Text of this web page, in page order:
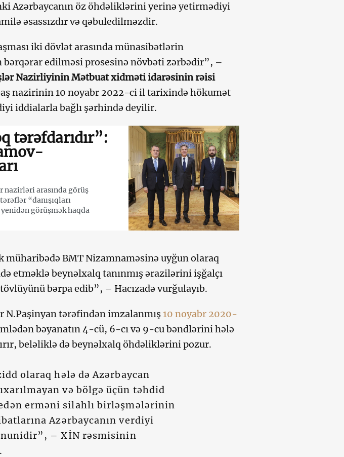
Azərbaycanın öz öhdəliklərini yerinə yetirmədiyi
əsassızdır və qəbuledilməzdir.
iki dövlət arasında münasibətlərin
bərqərar edilməsi prosesinə növbəti zərbədir”, –
Nazirliyinin Mətbuat xidməti idarəsinin rəisi
nazirinin 10 noyabr 2022-ci il tarixində hökumət
iddialarla bağlı şərhində deyilir.
tərəfdarıdır”:
nazirləri arasında görüş
“danışıqları
görüşmək haqda
BMT Nizamnaməsinə uyğun olaraq
etməklə beynəlxalq tanınmış ərazilərini işğalçı
bərpa edib”, – Hacızadə vurğulayıb.
N.Paşinyan tərəfindən imzalanmış 10 noyabr 2020-
bəyanatın 4-cü, 6-cı və 9-cu bəndlərini hələ
beləliklə də beynəlxalq öhdəliklərini pozur.
olaraq hələ də Azərbaycan
və bölgə üçün təhdid
erməni silahlı birləşmələrinin
Azərbaycanın verdiyi
– XİN rəsmisinin